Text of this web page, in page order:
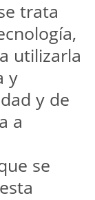
trata
utilizarla
y
y de
a
se